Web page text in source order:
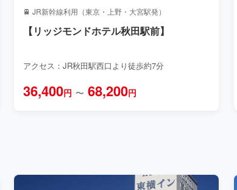
🚆 JR新幹線利用（東京・上野・大宮駅発）
【リッジモンドホテル秋田駅前】
アクセス：JR秋田駅西口より徒歩約7分
36,400円 〜 68,200円